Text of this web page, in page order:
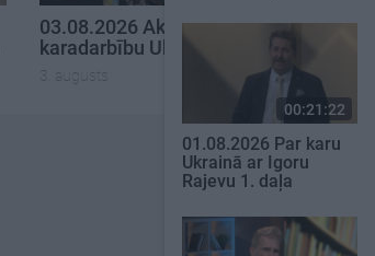
03.08.2026 Aktuālais par
karadarbību Ukrainā 1. daļa
3. augusts
00:21:22
01.08.2026 Par karu
Ukrainā ar Igoru
Rajevu 1. daļa